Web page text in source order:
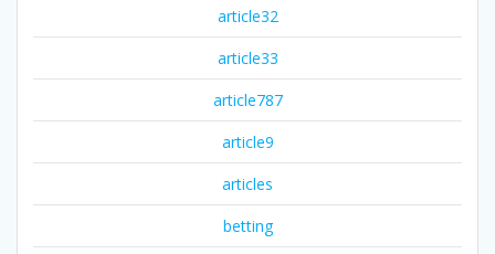
article32
article33
article787
article9
articles
betting